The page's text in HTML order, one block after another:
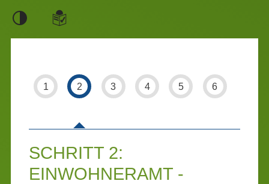
1 2 3 4 5 6
SCHRITT 2VON 6
:
EINWOHNERAMT -